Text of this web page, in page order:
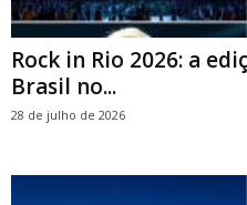
Rock in Rio 2026: a
Brasil no...
28 de julho de 2026